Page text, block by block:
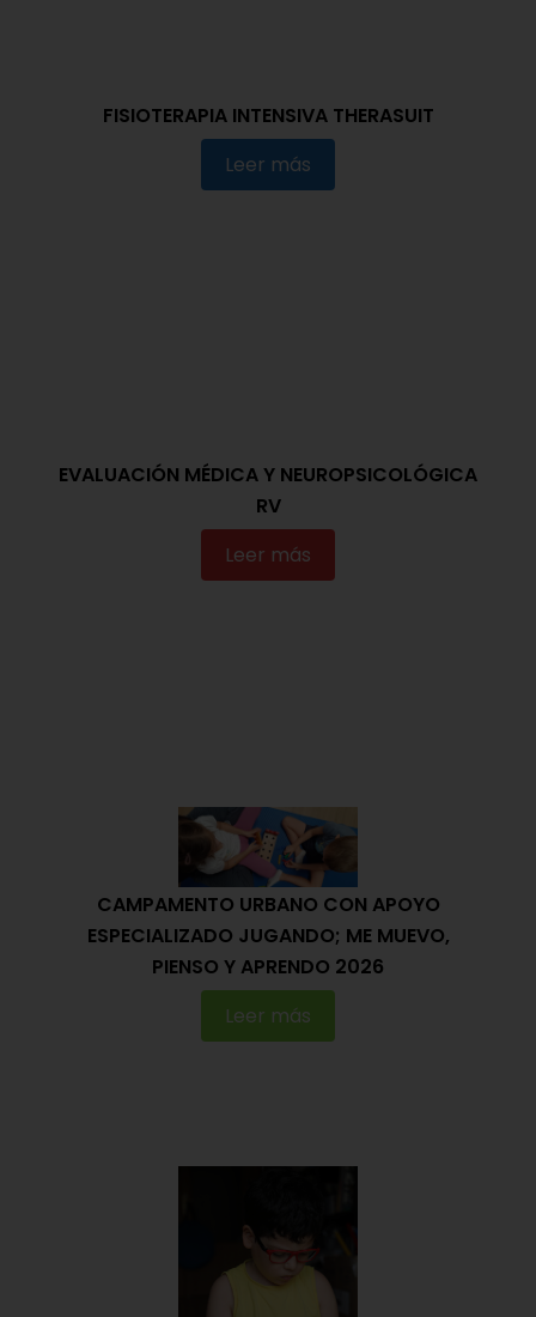
FISIOTERAPIA INTENSIVA THERASUIT
Leer más
EVALUACIÓN MÉDICA Y NEUROPSICOLÓGICA
RV
Leer más
CAMPAMENTO URBANO CON APOYO
ESPECIALIZADO JUGANDO; ME MUEVO,
PIENSO Y APRENDO 2026
Leer más